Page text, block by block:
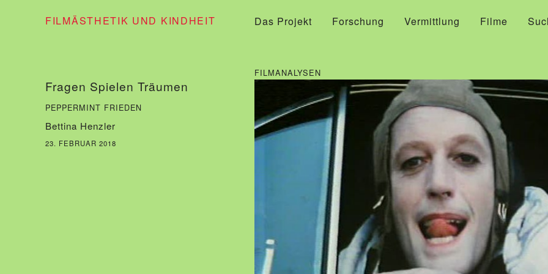
FILMÄSTHETIK UND KINDHEIT Das Projekt Forschung Vermittlung Filme
Fragen Spielen Träumen
PEPPERMINT FRIEDEN
Bettina Henzler
23. FEBRUAR 2018
FILMANALYSEN